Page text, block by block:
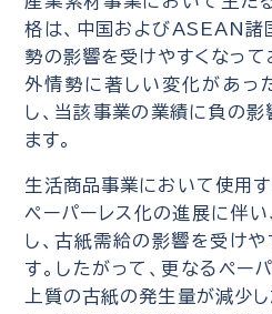
格は、中国およびASEAN諸
勢の影響を受けやすくなって
外情勢に著しい変化があっ
し、当該事業の業績に負の
ます。
生活商品事業において使用す
ペーパーレス化の進展に伴
し、古紙需給の影響を受け
す。したがって、更なるペー
上質の古紙の発生量が減少